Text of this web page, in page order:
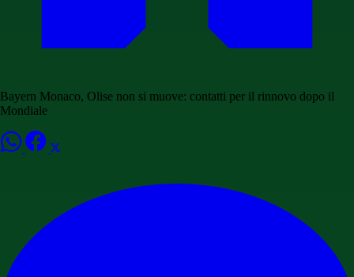
Bayern Monaco, Olise non si muove: contatti per il rinnovo dopo il
Mondiale